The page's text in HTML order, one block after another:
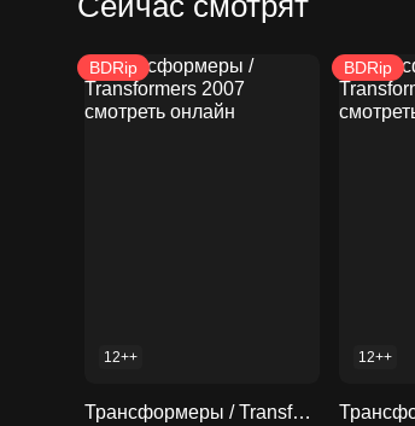
BDRip
12++
Трансформеры / Transformers 2007 смотреть онлайн
BDRip
12++